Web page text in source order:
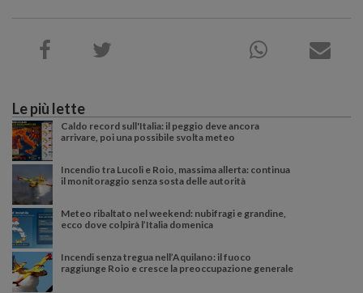
Le più lette
Caldo record sull'Italia: il peggio deve ancora
arrivare, poi una possibile svolta meteo
Incendio tra Lucoli e Roio, massima allerta: continua
il monitoraggio senza sosta delle autorità
Meteo ribaltato nel weekend: nubifragi e grandine,
ecco dove colpirà l’Italia domenica
Incendi senza tregua nell’Aquilano: il fuoco
raggiunge Roio e cresce la preoccupazione generale